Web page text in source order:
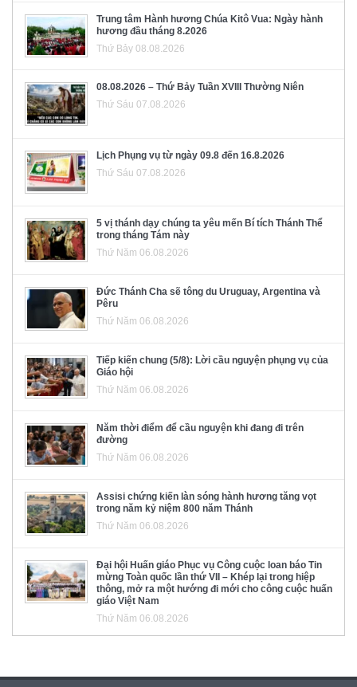
Trung tâm Hành hương Chúa Kitô Vua: Ngày hành
hương đầu tháng 8.2026
Thứ Bảy 08.08.2026
08.08.2026 – Thứ Bảy Tuần XVIII Thường Niên
Thứ Sáu 07.08.2026
Lịch Phụng vụ từ ngày 09.8 đến 16.8.2026
Thứ Sáu 07.08.2026
5 vị thánh dạy chúng ta yêu mến Bí tích Thánh Thể
trong tháng Tám này
Thứ Năm 06.08.2026
Đức Thánh Cha sẽ tông du Uruguay, Argentina và
Pêru
Thứ Năm 06.08.2026
Tiếp kiến chung (5/8): Lời cầu nguyện phụng vụ của
Giáo hội
Thứ Năm 06.08.2026
Năm thời điểm để cầu nguyện khi đang đi trên
đường
Thứ Năm 06.08.2026
Assisi chứng kiến làn sóng hành hương tăng vọt
trong năm kỷ niệm 800 năm Thánh
Thứ Năm 06.08.2026
Đại hội Huấn giáo Phục vụ Công cuộc loan báo Tin
mừng Toàn quốc lần thứ VII – Khép lại trong hiệp
thông, mở ra một hướng đi mới cho công cuộc huấn
giáo Việt Nam
Thứ Năm 06.08.2026